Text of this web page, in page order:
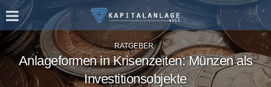
RATGEBER
Anlageformen in Krisenzeiten: Münzen als
Investitionsobjekte